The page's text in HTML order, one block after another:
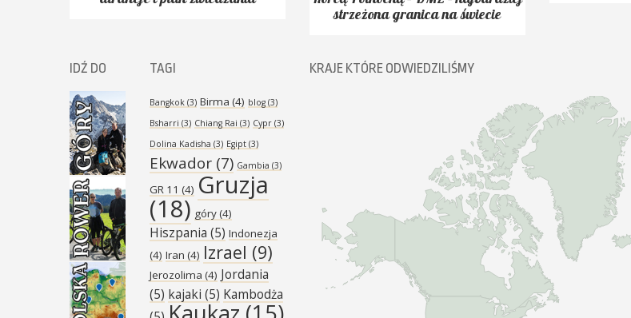
strzeżona granica na świecie
IDŹ DO TAGI
Bangkok (3) Birma (4) blog (3)
Bsharri (3) Chiang Rai (3) Cypr (3)
Dolina Kadisha (3) Egipt (3)
Ekwador (7) Gambia (3)
GR 11 (4) Gruzja
(18) góry(4)
Hiszpania (5) Indonezja
(4) Iran (4) Izrael (9)
Jerozolima (4) Jordania
(5) kajaki (5) Kambodża
KRAJE KTÓRE ODWIEDZILIŚMY